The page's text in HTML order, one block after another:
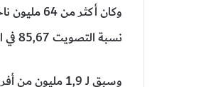
وكان
نسبة التصويت 85,67 في المائة.
وسبق لـ 1,9 مليون من أفراد الجالية التركية في الخارج أن أدلوا بأصواتهم من 20 إلى 24 ماي الجاري .